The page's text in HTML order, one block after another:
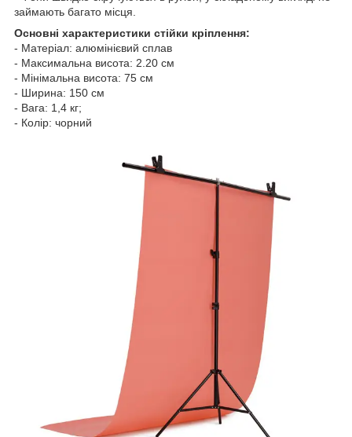
займають багато місця.
Основні характеристики стійки кріплення:
- Матеріал: алюмінієвий сплав
- Максимальна висота: 2.20 см
- Мінімальна висота: 75 см
- Ширина: 150 см
- Вага: 1,4 кг;
- Колір: чорний